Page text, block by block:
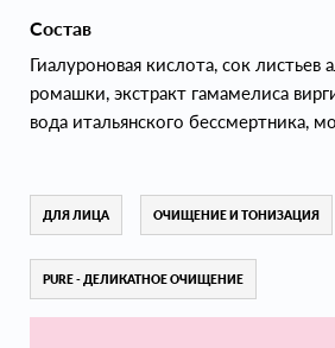
Состав
Гиалуроновая кислота, cок листьев
ромашки, экстракт гамамелиса
вода итальянского бессмертника,
ДЛЯ ЛИЦА ОЧИЩЕНИЕ И ТОНИЗАЦИЯ
PURE - ДЕЛИКАТНОЕ ОЧИЩЕНИЕ